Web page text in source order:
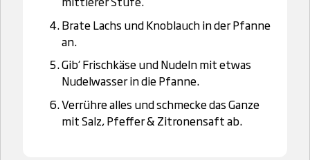
Brate Lachs und Knoblauch in der Pfanne
an.
Gib‘ Frischkäse und Nudeln mit etwas
Nudelwasser in die Pfanne.
Verrühre alles und schmecke das Ganze
mit Salz, Pfeffer & Zitronensaft ab.